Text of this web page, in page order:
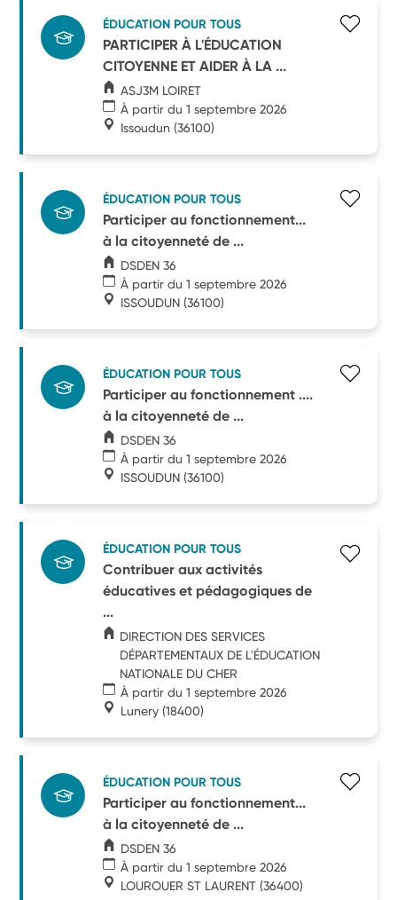
ÉDUCATION POUR TOUS
PARTICIPER À L'ÉDUCATION
CITOYENNE ET AIDER À LA ...
ASJ3M LOIRET
À partir du 1 septembre 2026
Issoudun (36100)
ÉDUCATION POUR TOUS
Participer au fonctionnement...
à la citoyenneté de ...
DSDEN 36
À partir du 1 septembre 2026
ISSOUDUN (36100)
ÉDUCATION POUR TOUS
Participer au fonctionnement ....
à la citoyenneté de ...
DSDEN 36
À partir du 1 septembre 2026
ISSOUDUN (36100)
ÉDUCATION POUR TOUS
Contribuer aux activités
éducatives et pédagogiques de
...
DIRECTION DES SERVICES
DÉPARTEMENTAUX DE L'ÉDUCATION
NATIONALE DU CHER
À partir du 1 septembre 2026
Lunery (18400)
ÉDUCATION POUR TOUS
Participer au fonctionnement...
à la citoyenneté de ...
DSDEN 36
À partir du 1 septembre 2026
LOUROUER ST LAURENT (36400)